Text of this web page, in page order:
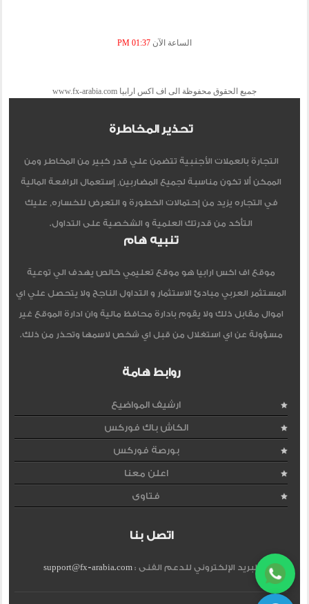
الساعة الآن 01:37 PM
جميع الحقوق محفوظة الى اف اكس ارابيا www.fx-arabia.com
تحذير المخاطرة
التجارة بالعملات الأجنبية تتضمن علي قدر كبير من المخاطر ومن
الممكن ألا تكون مناسبة لجميع المضاربين, إستعمال الرافعة المالية
في التجاره يزيد من إحتمالات الخطورة و التعرض للخساره, عليك
التأكد من قدرتك العلمية و الشخصية على التداول.
تنبيه هام
موقع اف اكس ارابيا هو موقع تعليمي خالص يهدف الي توعية
المستثمر العربي مبادئ الاستثمار و التداول الناجح ولا يتحصل علي اي
اموال مقابل ذلك ولا يقوم بادارة محافظ مالية وان ادارة الموقع غير
مسؤولة عن اي استغلال من قبل اي شخص لاسمها وتحذر من ذلك.
روابط هامة
ارشيف المواضيع
الكاش باك فوركس
بورصة فوركس
اعلن معنا
فتاوى
اتصل بنا
البريد الإلكتروني للدعم الفنى :support@fx-arabia.com